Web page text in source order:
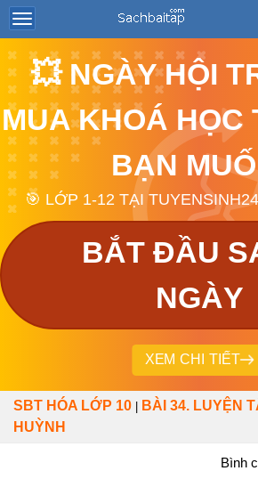
💥 NGÀY HỘI
MUA KHOÁ HỌC
BẠN
🎯 LỚP 1-12 TẠI
BẮT ĐẦU
NGÀY
XEM CHI TIẾT
SBT HÓA LỚP 10
BÀI 34. LUYỆN
HUỲNH
Bình